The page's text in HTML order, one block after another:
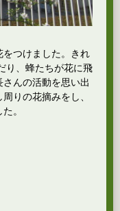
をつけました。きれ
り、蜂たちが花に飛
んの活動を思い出
りの花摘みをし、
。